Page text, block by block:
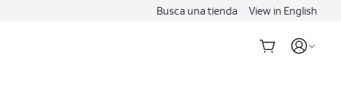
Busca una tienda View in English